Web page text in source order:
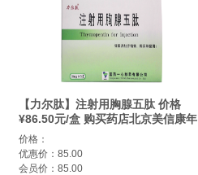
【力尔肽】注射用胸腺五肽 价格
¥86.50元/盒 购买药店北京美信康年
大药房 适应症免疫功能低下
价格：
优惠价：85.00
会员价：85.00